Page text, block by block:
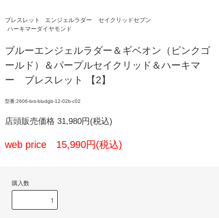
ブレスレット エンジェルラダー
セイクリッドセブン
ハーキマーダイヤモンド
ブルーエンジェルラダー＆ギベオン（ピンクゴ
ールド）＆パープルセイクリッド＆ハーキマ
ー ブレスレット 【2】
型番:2606-brs-bludgb-12-02b-c02
店頭販売価格 31,980円(税込)
web price 15,990円(税込)
購入数